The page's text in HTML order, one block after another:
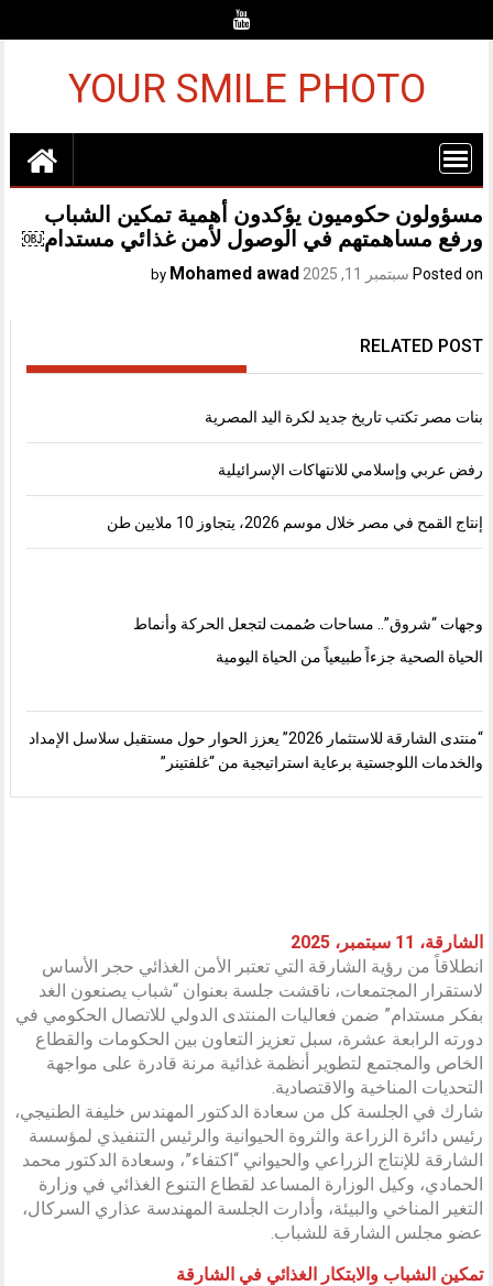
YOUR SMILE PHOTO
مسؤولون حكوميون يؤكدون أهمية تمكين الشباب
ورفع مساهمتهم في الوصول لأمن غذائي مستدام￼
Posted on سبتمبر 11, 2025 Mohamed awad
RELATED POST
بنات مصر تكتب تاريخ جديد لكرة اليد المصرية
رفض عربي وإسلامي للانتهاكات الإسرائيلية
إنتاج القمح في مصر خلال موسم 2026، يتجاوز 10 ملايين طن
وجهات “شروق”.. مساحات صُممت لتجعل الحركة وأنماط
الحياة الصحية جزءاً طبيعياً من الحياة اليومية
“منتدى الشارقة للاستثمار 2026” يعزز الحوار حول مستقبل سلاسل الإمداد
والخدمات اللوجستية برعاية استراتيجية من “غلفتينر”
الشارقة، 11 سبتمبر، 2025
انطلاقاً من رؤية الشارقة التي تعتبر الأمن الغذائي حجر الأساس
لاستقرار المجتمعات، ناقشت جلسة بعنوان “شباب يصنعون الغد
بفكر مستدام” ضمن فعاليات المنتدى الدولي للاتصال الحكومي في
دورته الرابعة عشرة، سبل تعزيز التعاون بين الحكومات والقطاع
الخاص والمجتمع لتطوير أنظمة غذائية مرنة قادرة على مواجهة
التحديات المناخية والاقتصادية.
شارك في الجلسة كل من سعادة الدكتور المهندس خليفة الطنيجي،
رئيس دائرة الزراعة والثروة الحيوانية والرئيس التنفيذي لمؤسسة
الشارقة للإنتاج الزراعي والحيواني “اكتفاء”، وسعادة الدكتور محمد
الحمادي، وكيل الوزارة المساعد لقطاع التنوع الغذائي في وزارة
التغير المناخي والبيئة، وأدارت الجلسة المهندسة عذاري السركال،
عضو مجلس الشارقة للشباب.
تمكين الشباب والابتكار الغذائي في الشارقة